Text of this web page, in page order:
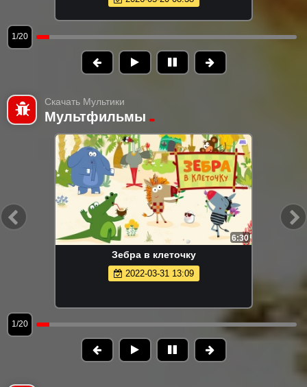
1/20
Скачать Мультики
Мультфильмы
6:30
Зебра в клеточку
2022-03-31 13:09
1/20